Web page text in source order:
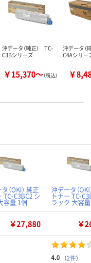
沖データ（純正） TC-
C3Bシリーズ
￥15,370～（税込）
沖データ（
C4Aシリー
￥
（OKI） 純正
TC-C3BC2 シ
容量 1個
沖データ（OKI
トナー TC-
ラック 大容
￥27,880 ￥
4.0 （2件）